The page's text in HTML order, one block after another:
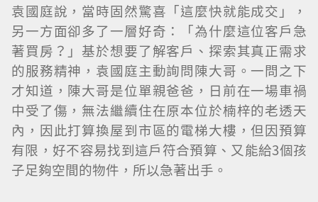
袁國庭說，當時固然驚喜「這麼快就能成交」，
另一方面卻多了一層好奇：「為什麼這位客戶急
著買房？」基於想要了解客戶、探索其真正需求
的服務精神，袁國庭主動詢問陳大哥。一問之下
才知道，陳大哥是位單親爸爸，日前在一場車禍
中受了傷，無法繼續住在原本位於楠梓的老透天
內，因此打算換屋到市區的電梯大樓，但因預算
有限，好不容易找到這戶符合預算、又能給3個孩
子足夠空間的物件，所以急著出手。